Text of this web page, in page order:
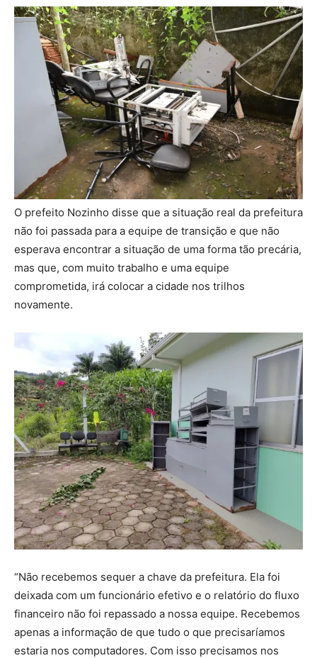
O prefeito Nozinho disse que a situação real da prefeitura
não foi passada para a equipe de transição e que não
esperava encontrar a situação de uma forma tão precária,
mas que, com muito trabalho e uma equipe
comprometida, irá colocar a cidade nos trilhos
novamente.
“Não recebemos sequer a chave da prefeitura. Ela foi
deixada com um funcionário efetivo e o relatório do fluxo
financeiro não foi repassado a nossa equipe. Recebemos
apenas a informação de que tudo o que precisaríamos
estaria nos computadores. Com isso precisamos nos